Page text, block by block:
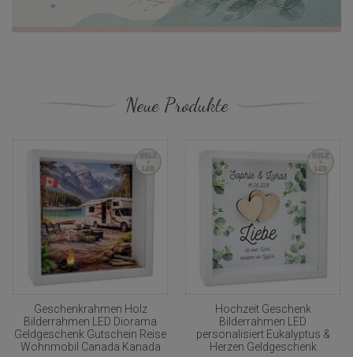
Neue Produkte
Geschenkrahmen Holz
Bilderrahmen LED Diorama
Geldgeschenk Gutschein Reise
Wohnmobil Canada Kanada
Hochzeit Geschenk
Bilderrahmen LED
personalisiert Eukalyptus &
Herzen Geldgeschenk